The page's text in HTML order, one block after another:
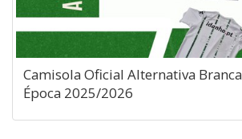
Camisola Oficial Alternativa Branca
Época 2025/2026